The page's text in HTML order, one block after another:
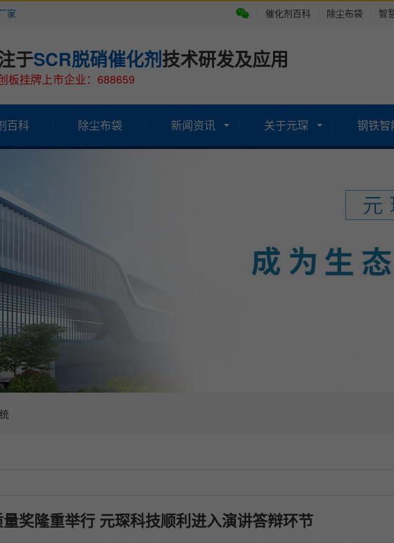
催化剂百科 除尘布袋 智
家
于SCR脱硝催化剂技术研发及应用
板挂牌上市企业：688659
百科 除尘布袋 新闻资讯 关于元琛 钢铁智
奖隆重举行 元琛科技顺利进入演讲答辩环节